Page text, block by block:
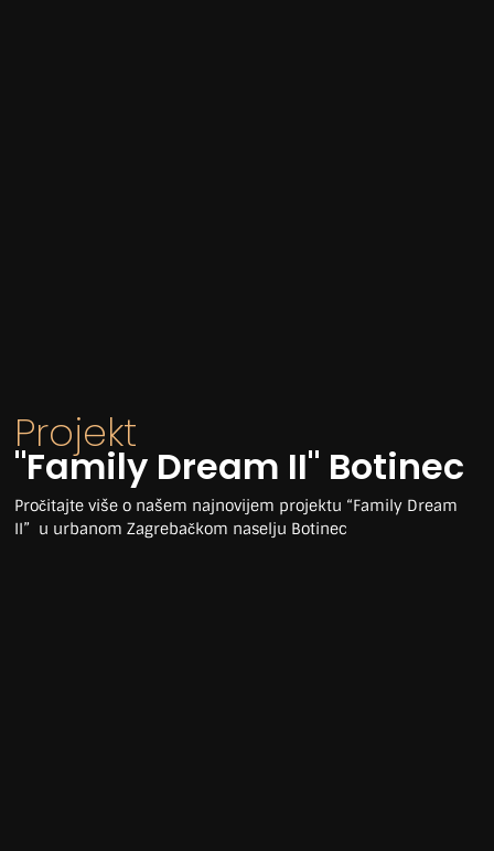
Projekt
"Family Dream II" Botinec
Pročitajte više o našem najnovijem projektu “Family Dream
II” u urbanom Zagrebačkom naselju Botinec